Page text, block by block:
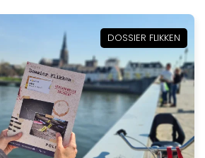
DOSSIER FLIKKEN